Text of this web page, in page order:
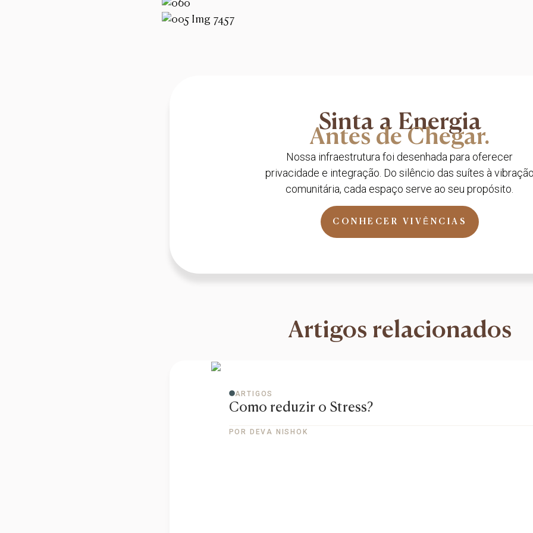
Sinta a Energia
Antes de Chegar.
Nossa infraestrutura foi desenhada para oferecer
privacidade e integração. Do silêncio das suítes à
comunitária, cada espaço serve ao seu propósito.
CONHECER VIVÊNCIAS
Artigos relacionados
ARTIGOS
Como reduzir o Stress?
POR DEVA NISHOK